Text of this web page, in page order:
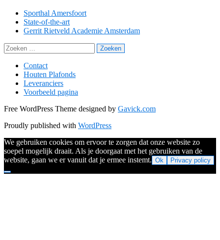
Sporthal Amersfoort
State-of-the-art
Gerrit Rietveld Academie Amsterdam
Zoeken
naar:
Contact
Houten Plafonds
Leveranciers
Voorbeeld pagina
Free WordPress Theme designed by Gavick.com
Proudly published with WordPress
We gebruiken cookies om ervoor te zorgen dat onze website zo
soepel mogelijk draait. Als je doorgaat met het gebruiken van de
website, gaan we er vanuit dat je ermee instemt. Ok Privacy policy